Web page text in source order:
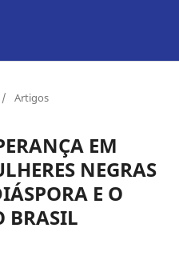
/ Artigos
EM
NEGRAS
E O
BRASIL